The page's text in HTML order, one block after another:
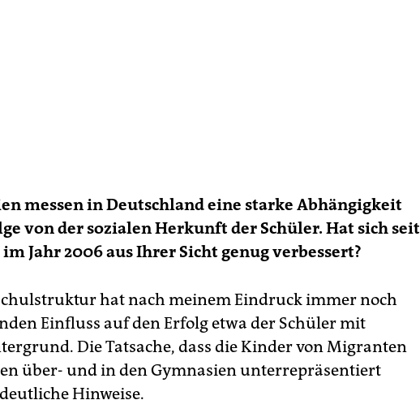
messen in Deutschland eine starke Abhängigkeit
von der sozialen Herkunft der Schüler. Hat sich seit
Jahr 2006 aus Ihrer Sicht genug verbessert?
hat nach meinem Eindruck immer noch
Einfluss auf den Erfolg etwa der Schüler mit
Die Tatsache, dass die Kinder von Migranten
über- und in den Gymnasien unterrepräsentiert
Hinweise.